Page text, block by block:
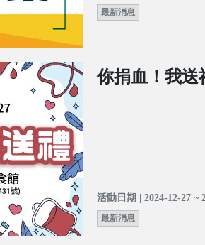
最新消息
你捐血！我送
活動日期 | 2024-12-27 ~
最新消息